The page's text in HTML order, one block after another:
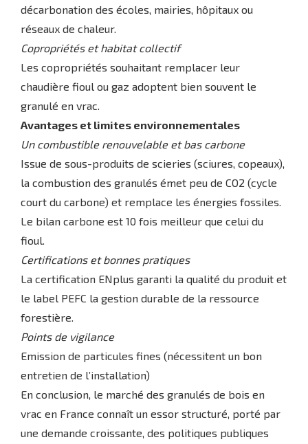
décarbonation des écoles, mairies, hôpitaux ou
réseaux de chaleur.
Copropriétés et habitat collectif
Les copropriétés souhaitant remplacer leur
chaudière fioul ou gaz adoptent bien souvent le
granulé en vrac.
Avantages et limites environnementales
Un combustible renouvelable et bas carbone
Issue de sous-produits de scieries (sciures, copeaux),
la combustion des granulés émet peu de CO2 (cycle
court du carbone) et remplace les énergies fossiles.
Le bilan carbone est 10 fois meilleur que celui du
fioul.
Certifications et bonnes pratiques
La certification ENplus garanti la qualité du produit et
le label PEFC la gestion durable de la ressource
forestière.
Points de vigilance
Emission de particules fines (nécessitent un bon
entretien de l’installation)
En conclusion, le marché des granulés de bois en
vrac en France connaît un essor structuré, porté par
une demande croissante, des politiques publiques